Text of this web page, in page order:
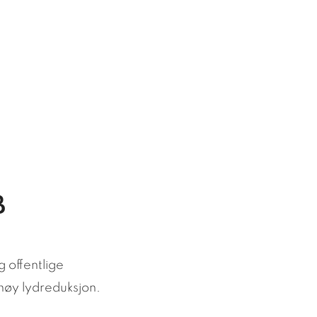
offentlige
lydreduksjon.